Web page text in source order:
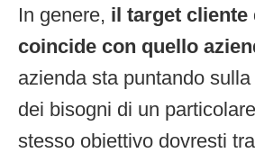
In genere, il target cliente
coincide con quello
azienda sta puntando
dei bisogni di un
stesso obiettivo dovresti